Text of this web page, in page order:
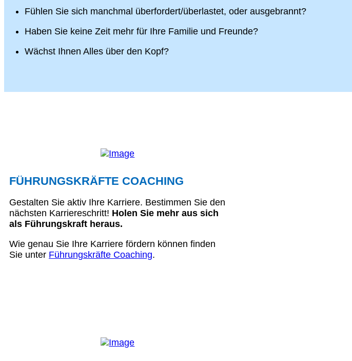
Fühlen Sie sich manchmal überfordert/überlastet, oder ausgebrannt?
Haben Sie keine Zeit mehr für Ihre Familie und Freunde?
Wächst Ihnen Alles über den Kopf?
FÜHRUNGSKRÄFTE COACHING
Gestalten Sie aktiv Ihre Karriere. Bestimmen Sie den
nächsten Karriereschritt! Holen Sie mehr aus sich
als Führungskraft heraus.
Wie genau Sie Ihre Karriere fördern können finden
Sie unter Führungskräfte Coaching.